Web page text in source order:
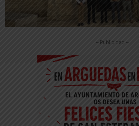
-- Publicidad --